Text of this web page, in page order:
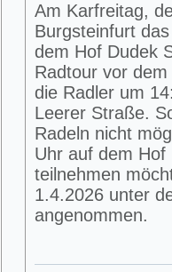
Am Karfreitag,
Burgsteinfurt
dem Hof Dudek
Radtour vor
die Radler um
Leerer Straße.
Radeln nicht
Uhr auf dem Hof
teilnehmen
1.4.2026 unter
angenommen.